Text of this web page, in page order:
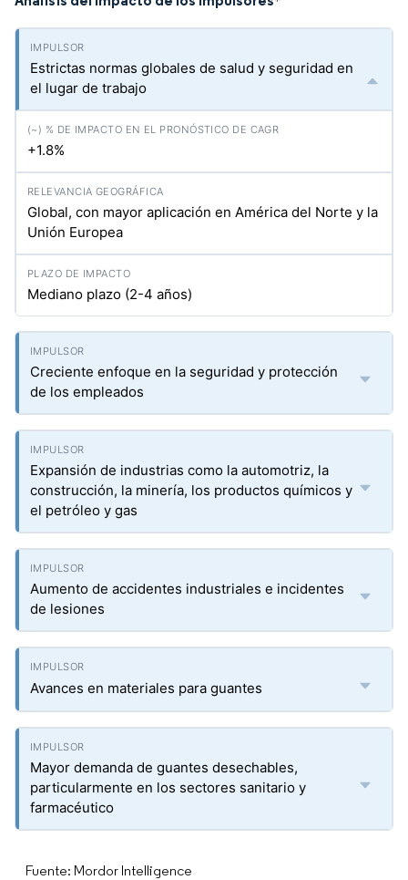
Estrictas normas globales de salud y seguridad en
el lugar de trabajo
+1.8%
Global, con mayor aplicación en América del Norte y la
Unión Europea
Mediano plazo (2-4 años)
Creciente enfoque en la seguridad y protección
de los empleados
Expansión de industrias como la automotriz, la
construcción, la minería, los productos químicos y
el petróleo y gas
Aumento de accidentes industriales e incidentes
de lesiones
Avances en materiales para guantes
Mayor demanda de guantes desechables,
particularmente en los sectores sanitario y
farmacéutico
Fuente: Mordor Intelligence